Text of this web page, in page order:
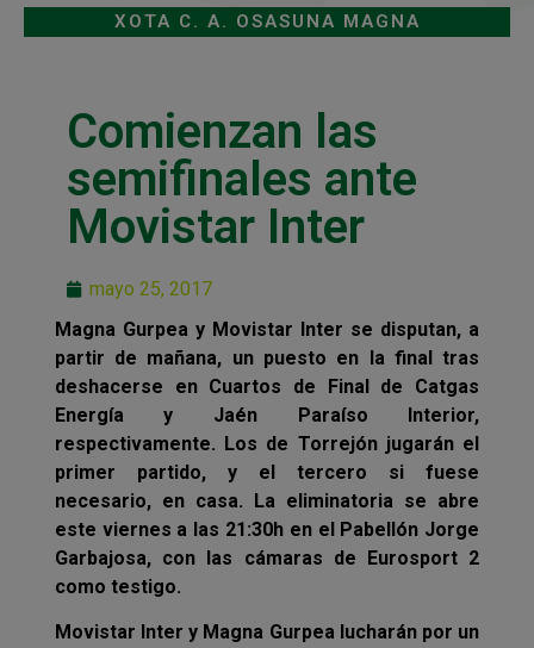
XOTA C. A. OSASUNA MAGNA
Comienzan las
semifinales ante
Movistar Inter
mayo 25, 2017
Magna Gurpea y Movistar Inter se disputan, a
partir de mañana, un puesto en la final tras
deshacerse en Cuartos de Final de Catgas
Energía y Jaén Paraíso Interior,
respectivamente. Los de Torrejón jugarán el
primer partido, y el tercero si fuese
necesario, en casa. La eliminatoria se abre
este viernes a las 21:30h en el Pabellón Jorge
Garbajosa, con las cámaras de Eurosport 2
como testigo.
Movistar Inter y Magna Gurpea lucharán por un